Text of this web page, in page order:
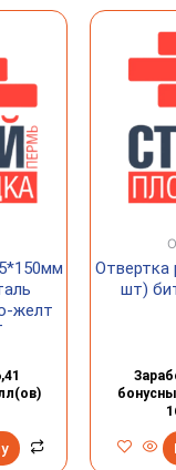
желт
Отвертка
шт)